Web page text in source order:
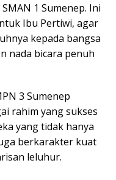
1 Sumenep. Ini
Ibu Pertiwi, agar
kepada bangsa
nada bicara penuh
3 Sumenep
rahim yang sukses
yang tidak hanya
berkarakter kuat
leluhur.